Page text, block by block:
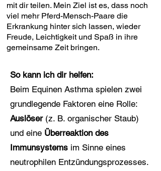
mit dir teilen. Mein Ziel ist es, dass noch
viel mehr Pferd-Mensch-Paare die
Erkrankung hinter sich lassen, wieder
Freude, Leichtigkeit und Spaß in ihre
gemeinsame Zeit bringen.
So kann ich dir helfen:
Beim Equinen Asthma spielen zwei
grundlegende Faktoren eine Rolle:
Auslöser(z. B. organischer Staub)
und eine Überreaktion des
Immunsystems im Sinne eines
neutrophilen Entzündungsprozesses.